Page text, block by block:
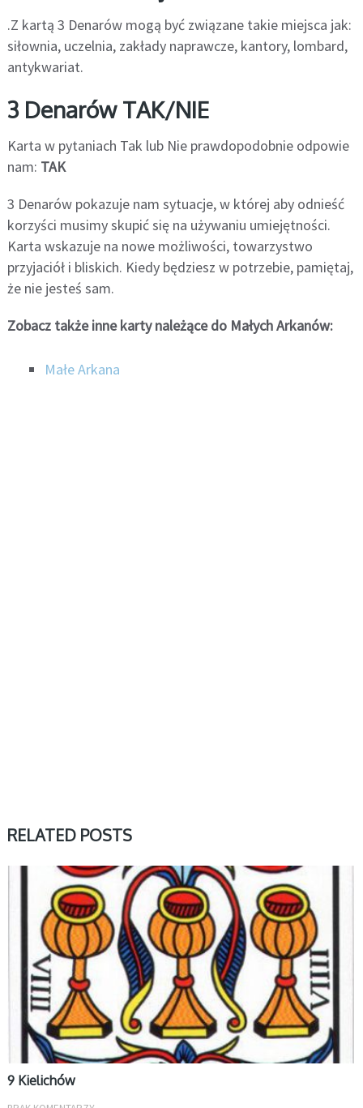
.Z kartą 3 Denarów mogą być związane takie miejsca jak:
siłownia, uczelnia, zakłady naprawcze, kantory, lombard,
antykwariat.
3 Denarów TAK/NIE
Karta w pytaniach Tak lub Nie prawdopodobnie odpowie
nam: TAK
3 Denarów pokazuje nam sytuacje, w której aby odnieść
korzyści musimy skupić się na używaniu umiejętności.
Karta wskazuje na nowe możliwości, towarzystwo
przyjaciół i bliskich. Kiedy będziesz w potrzebie, pamiętaj,
że nie jesteś sam.
Zobacz także inne karty należące do Małych Arkanów:
Małe Arkana
RELATED POSTS
MAŁE ARKANA
9 Kielichów